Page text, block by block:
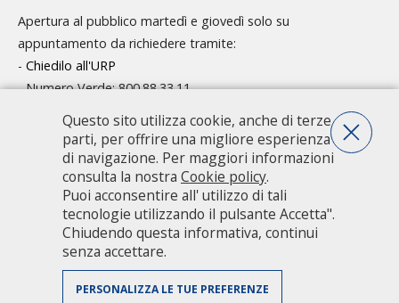
Apertura al pubblico martedì e giovedì solo su
appuntamento da richiedere tramite:
- Chiedilo all'URP
- Numero Verde: 800.88.33.11
Consulta l'organigramma
Accedi agli atti
Guida pratica ai servizi e alla modulistica
Città metropolitana di Milano - Via Vivaio, 1 - 20122 Milano - centralino
02 7740.1 |PEC - Posta Elettronica Certificata
Elettronica Ordinaria| P.IVA 08911820960
Questo sito utilizza cookie, anche di terze
parti, per offrire una migliore esperienza
di navigazione. Per maggiori informazioni
consulta la nostra Cookie policy.
Puoi acconsentire all' utilizzo di tali
tecnologie utilizzando il pulsante Accetta".
Chiudendo questa informativa, continui
senza accettare.
PERSONALIZZA LE TUE PREFERENZE